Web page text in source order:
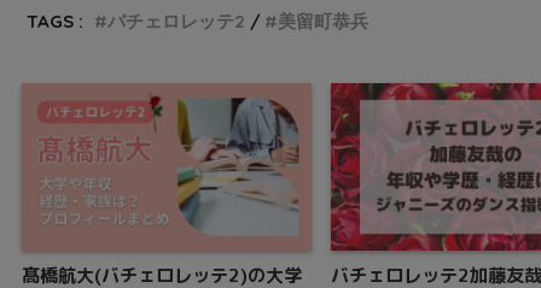
TAGS :
バチェロレッテ2 美留町恭兵
髙橋航大(バチェロレッテ2)の大学
バチェロレッテ2加藤友